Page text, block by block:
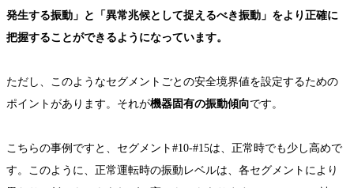
発生する振動」と「異常兆候として捉えるべき振動」をより正確に
把握することができるようになっています。
ただし、このようなセグメントごとの安全境界値を設定するための
ポイントがあります。それが機器固有の振動傾向です。
こちらの事例ですと、セグメント#10-#15は、正常時でも少し高めで
す。このように、正常運転時の振動レベルは、各セグメントにより